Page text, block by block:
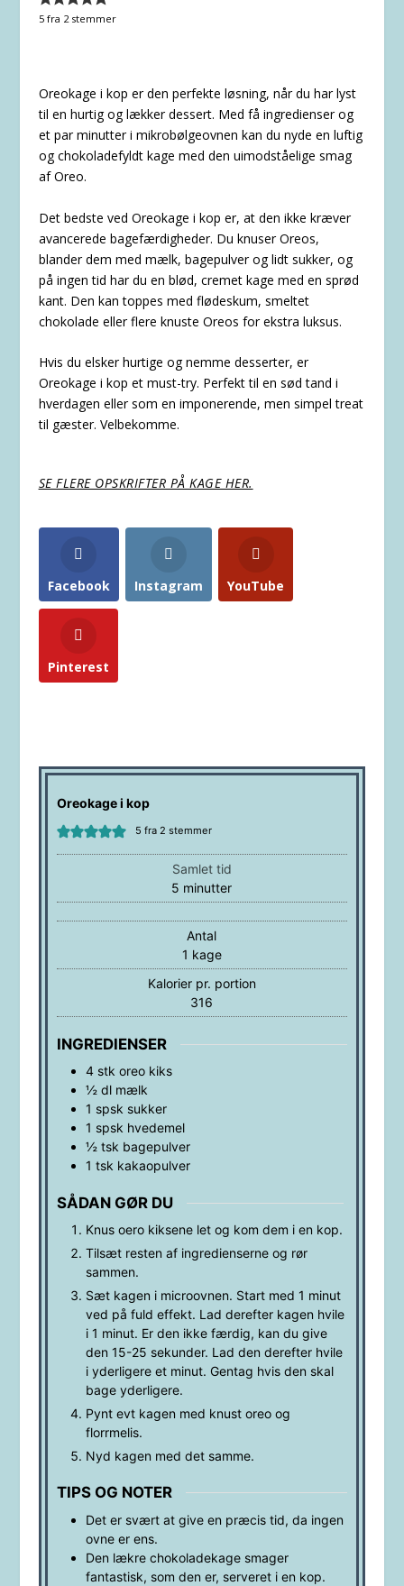
5fra 2stemmer
Oreokage i kop er den perfekte løsning, når du har lyst
til en hurtig og lækker dessert. Med få ingredienser og
et par minutter i mikrobølgeovnen kan du nyde en luftig
og chokoladefyldt kage med den uimodståelige smag
af Oreo.
Det bedste ved Oreokage i kop er, at den ikke kræver
avancerede bagefærdigheder. Du knuser Oreos,
blander dem med mælk, bagepulver og lidt sukker, og
på ingen tid har du en blød, cremet kage med en sprød
kant. Den kan toppes med flødeskum, smeltet
chokolade eller flere knuste Oreos for ekstra luksus.
Hvis du elsker hurtige og nemme desserter, er
Oreokage i kop et must-try. Perfekt til en sød tand i
hverdagen eller som en imponerende, men simpel treat
til gæster. Velbekomme.
SE FLERE OPSKRIFTER PÅ KAGE HER.
Facebook Instagram YouTube
Pinterest
Oreokage i kop
5 fra 2 stemmer
Samlet tid
5 minutter
minutter
Antal
1 kage
Kalorier pr. portion
316
INGREDIENSER
4 stk oreo kiks
½ dl mælk
1 spsk sukker
1 spsk hvedemel
½ tsk bagepulver
1 tsk kakaopulver
SÅDAN GØR DU
Knus oero kiksene let og kom dem i en kop.
Tilsæt resten af ingredienserne og rør
sammen.
Sæt kagen i microovnen. Start med 1 minut
ved på fuld effekt. Lad derefter kagen hvile
i 1 minut. Er den ikke færdig, kan du give
den 15-25 sekunder. Lad den derefter hvile
i yderligere et minut. Gentag hvis den skal
bage yderligere.
Pynt evt kagen med knust oreo og
florrmelis.
Nyd kagen med det samme.
TIPS OG NOTER
Det er svært at give en præcis tid, da ingen
ovne er ens.
Den lækre chokoladekage smager
fantastisk, som den er, serveret i en kop.